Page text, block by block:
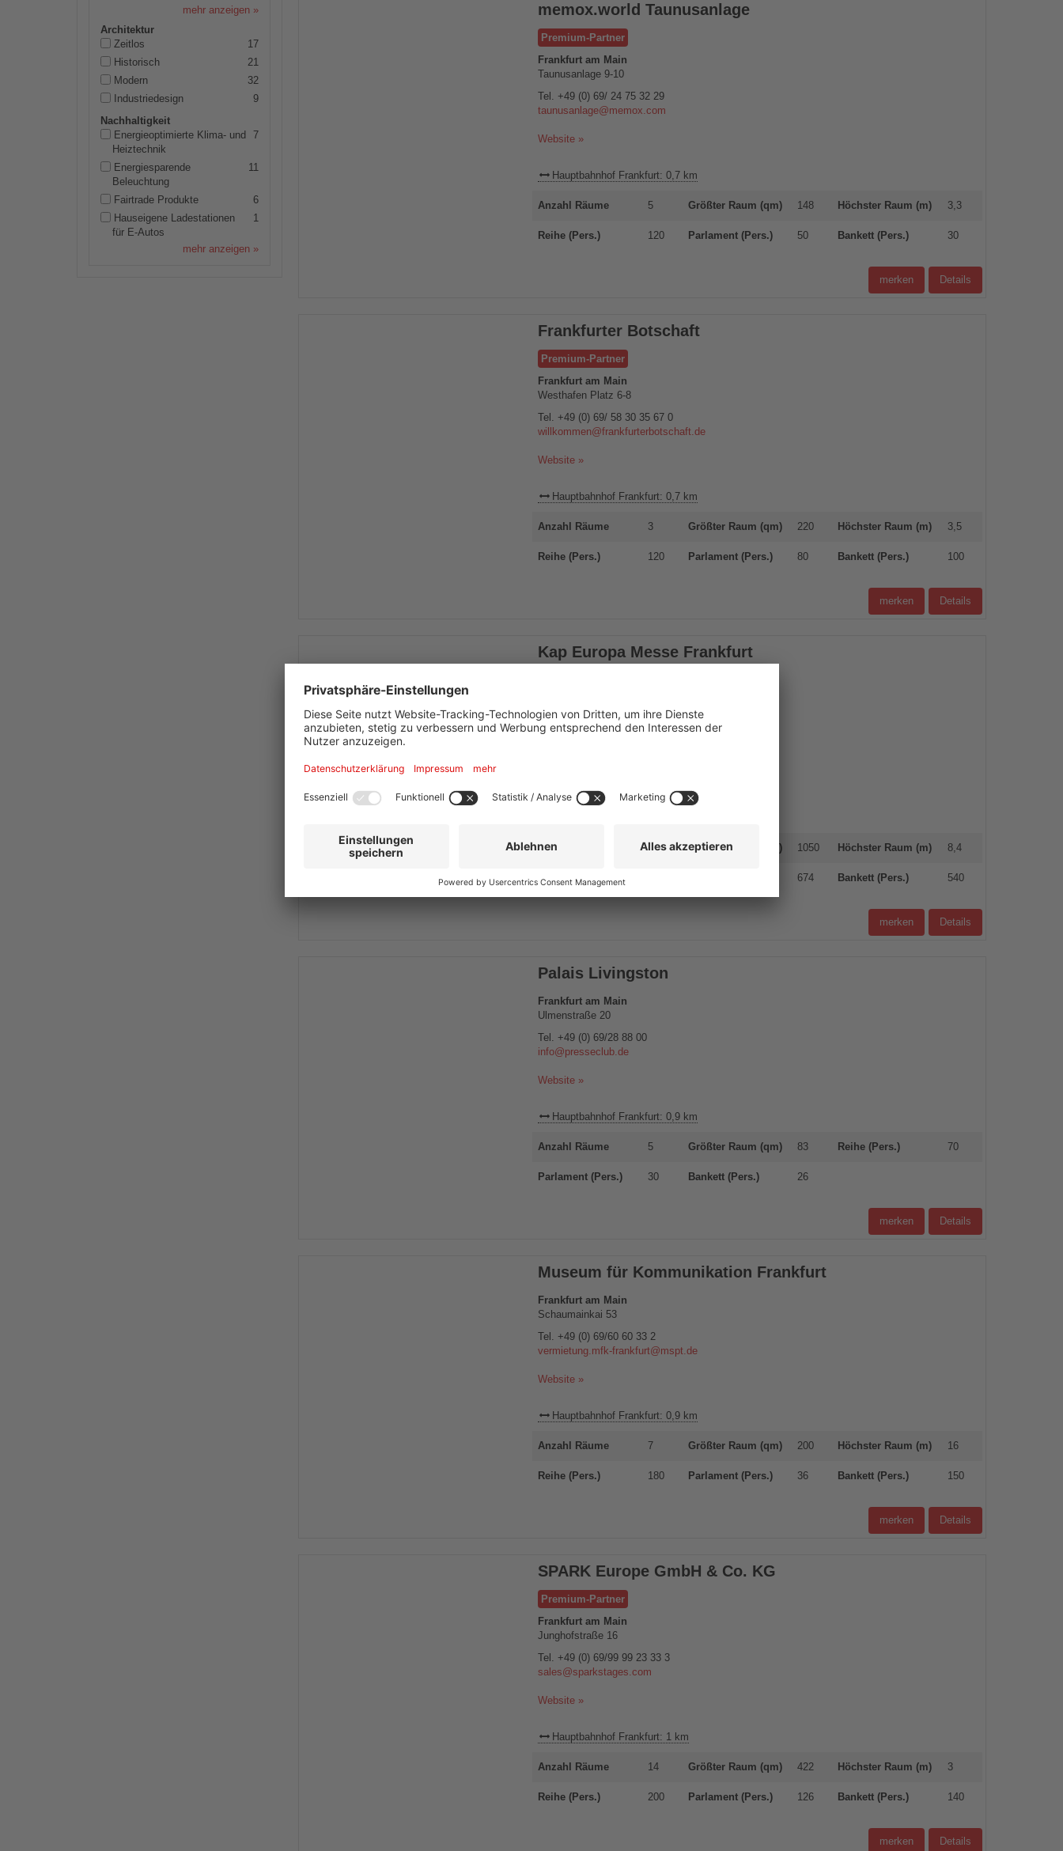
memox.world Taunusanlage
Premium-Partner
Frankfurt am Main
Taunusanlage 9-10
Tel. +49 (0) 69/ 24 75 32 29
taunusanlage@memox.com
Website »
Hauptbahnhof Frankfurt: 0,7 km
Anzahl Räume 5 Größter Raum (qm) 148 Höchster Raum (m) 3,3
Reihe (Pers.) 120 Parlament (Pers.) 50 Bankett (Pers.) 30
Details
merken
Frankfurter Botschaft
Premium-Partner
Frankfurt am Main
Westhafen Platz 6-8
Tel. +49 (0) 69/ 58 30 35 67 0
willkommen@frankfurterbotschaft.de
Website »
Hauptbahnhof Frankfurt: 0,7 km
Anzahl Räume 3 Größter Raum (qm) 220 Höchster Raum (m) 3,5
Reihe (Pers.) 120 Parlament (Pers.) 80 Bankett (Pers.) 100
Details
merken
Kap Europa Messe Frankfurt
Osloer Straße 5
Anzahl Räume 14 Größter Raum (qm) 1050 Höchster Raum (m) 8,4
Reihe (Pers.) 674 Bankett (Pers.) 540
Details
merken
Palais Livingston
Frankfurt am Main
Ulmenstraße 20
Tel. +49 (0) 69/28 88 00
info@presseclub.de
Website »
Hauptbahnhof Frankfurt: 0,9 km
Anzahl Räume 5 Größter Raum (qm) 83 Reihe (Pers.) 70
Parlament (Pers.) 30 Bankett (Pers.) 26
Details
merken
Museum für Kommunikation Frankfurt
Frankfurt am Main
Schaumainkai 53
Tel. +49 (0) 69/60 60 33 2
vermietung.mfk-frankfurt@mspt.de
Website »
Hauptbahnhof Frankfurt: 0,9 km
Anzahl Räume 7 Größter Raum (qm) 200 Höchster Raum (m) 16
Reihe (Pers.) 180 Parlament (Pers.) 36 Bankett (Pers.) 150
Details
merken
SPARK Europe GmbH & Co. KG
Premium-Partner
Frankfurt am Main
Junghofstraße 16
Tel. +49 (0) 69/99 99 23 33 3
sales@sparkstages.com
Website »
Hauptbahnhof Frankfurt: 1 km
Anzahl Räume 14 Größter Raum (qm) 422 Höchster Raum (m) 3
Reihe (Pers.) 200 Parlament (Pers.) 126 Bankett (Pers.) 140
Details
merken
mehr anzeigen »
Architektur
17
Zeitlos
21
Historisch
32
Modern
9
Industriedesign
Nachhaltigkeit
7
Energieoptimierte Klima- und
Heiztechnik
11
Energiesparende
Beleuchtung
6
Fairtrade Produkte
1
Hauseigene Ladestationen
für E-Autos
mehr anzeigen »